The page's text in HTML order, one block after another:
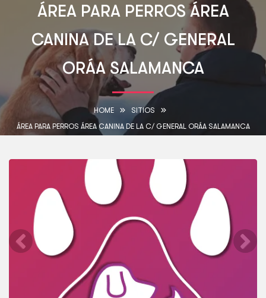
ÁREA PARA PERROS ÁREA
CANINA DE LA C/ GENERAL
ORÁA SALAMANCA
HOME
SITIOS
ÁREA PARA PERROS ÁREA CANINA DE LA C/ GENERAL ORÁA SALAMANCA